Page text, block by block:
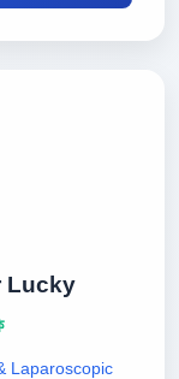
Lucky
Laparoscopic